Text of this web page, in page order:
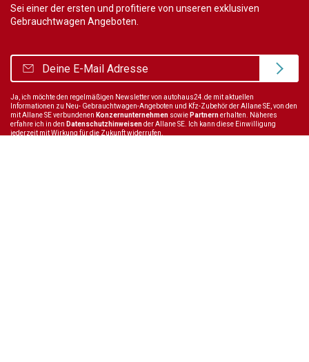
Sei einer der ersten und profitiere von unseren exklusiven
Gebrauchtwagen Angeboten.
Ja, ich möchte den regelmäßigen Newsletter von autohaus24.de mit aktuellen
Informationen zu Neu- Gebrauchtwagen-Angeboten und Kfz-Zubehör der Allane SE, von den
mit Allane SE verbundenen Konzernunternehmen sowie Partnernerhalten. Näheres
erfahre ich in den Datenschutzhinweisender Allane SE. Ich kann diese Einwilligung
jederzeit mit Wirkung für die Zukunft widerrufen.